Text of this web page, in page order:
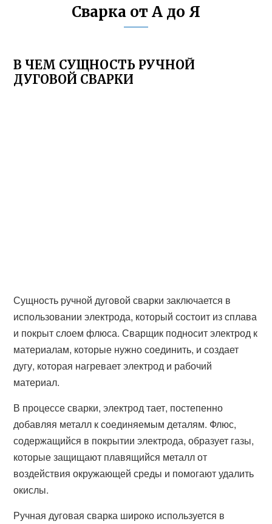
Сварка от А до Я
В ЧЕМ СУЩНОСТЬ РУЧНОЙ
ДУГОВОЙ СВАРКИ
Сущность ручной дуговой сварки заключается в
использовании электрода, который состоит из сплава
и покрыт слоем флюса. Сварщик подносит электрод к
материалам, которые нужно соединить, и создает
дугу, которая нагревает электрод и рабочий
материал.
В процессе сварки, электрод тает, постепенно
добавляя металл к соединяемым деталям. Флюс,
содержащийся в покрытии электрода, образует газы,
которые защищают плавящийся металл от
воздействия окружающей среды и помогают удалить
окислы.
Ручная дуговая сварка широко используется в